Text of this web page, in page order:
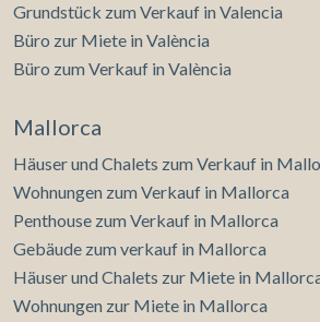
Grundstück zum Verkauf in Valencia
Büro zur Miete in València
Büro zum Verkauf in València
Mallorca
Häuser und Chalets zum Verkauf in
Wohnungen zum Verkauf in Mallorca
Penthouse zum Verkauf in Mallorca
Gebäude zum verkauf in Mallorca
Häuser und Chalets zur Miete in
Wohnungen zur Miete in Mallorca